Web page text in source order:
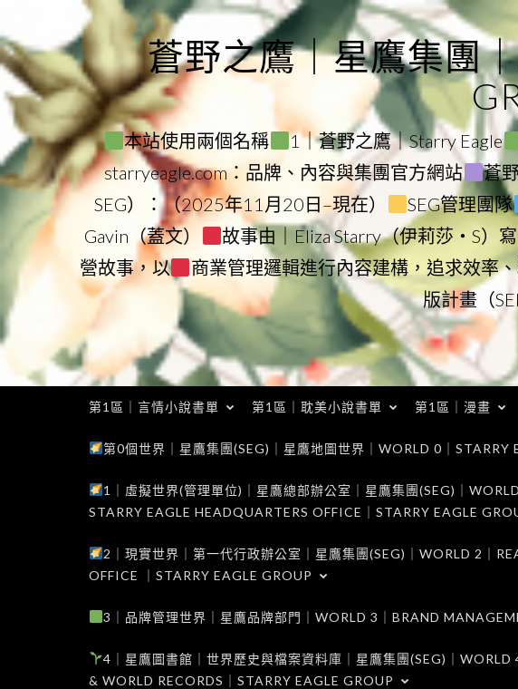
to
content
蒼野之鷹｜星鷹集團｜
本站使用兩個名稱 1｜蒼野之鷹｜Starry Eagle
starryeagle.com：品牌、內容與集團官方網站
蒼
SEG）：（2025年11月20日–現在）
SEG管理團隊
Gavin（蓋文）
故事由｜Eliza Starry（伊莉莎・S）
營故事，以
商業管理邏輯進行內容建構，追求效率
版計畫（
第1區｜言情小說書單 第1區｜耽美小說書單 第1區｜漫畫
第0個世界｜星鷹集團(SEG)｜星鷹地圖世界｜WORLD 0｜
1｜虛擬世界(管理單位)｜星鷹總部辦公室｜星鷹集團(SEG)｜
STARRY EAGLE HEADQUARTERS OFFICE｜STARRY EAGLE
2｜現實世界｜第一代行政辦公室｜星鷹集團(SEG)｜WORLD 2｜
OFFICE ｜STARRY EAGLE GROUP
3｜品牌管理世界｜星鷹品牌部門｜WORLD 3｜BRAND
4｜星鷹圖書館｜世界歷史與檔案資料庫｜星鷹集團(SEG)｜
& WORLD RECORDS｜STARRY EAGLE GROUP